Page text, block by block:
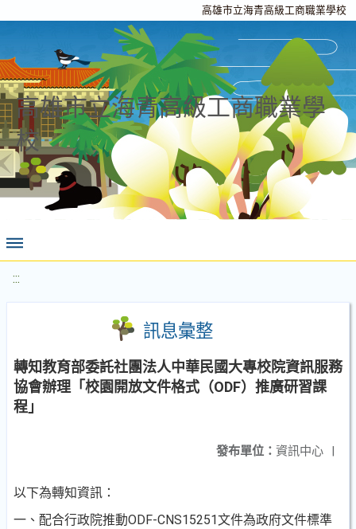
高雄市立海青高級工商職業學校
高雄市立海青高級工商職業學
校
:::
訊息彙整
轉知教育部委託社團法人中華民國大專校院資訊服務
協會辦理「校園開放文件格式（ODF）推廣研習課
程」
發布單位： 資訊中心 |
以下為轉知資訊：
一、配合行政院推動ODF-CNS15251文件為政府文件標準